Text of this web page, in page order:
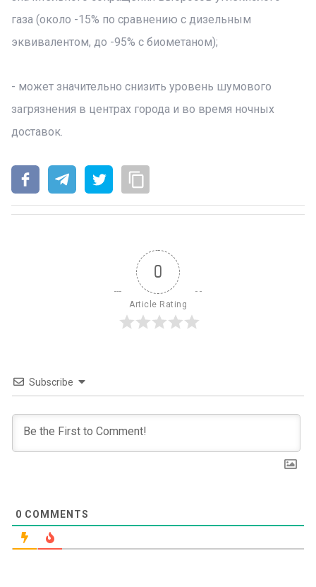
газа (около -15% по сравнению с дизельным
эквивалентом, до -95% с биометаном);
- может значительно снизить уровень шумового
загрязнения в центрах города и во время ночных
доставок.
0
Article Rating
Subscribe
0 COMMENTS